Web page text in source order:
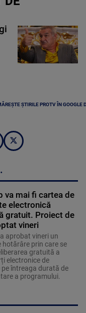
ȘTIRILE PROTV ÎN GOOGLE
va mai fi cartea de
electronică
gratuit. Proiect de
vineri
aprobat vineri un
hotărâre prin care se
gratuită a
electronice de
întreaga durată de
a programului.